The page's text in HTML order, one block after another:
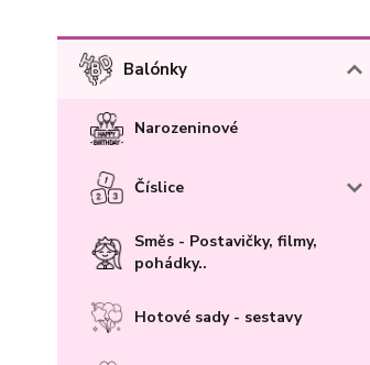
Balónky
Narozeninové
Číslice
Směs - Postavičky, filmy,
pohádky..
Hotové sady - sestavy